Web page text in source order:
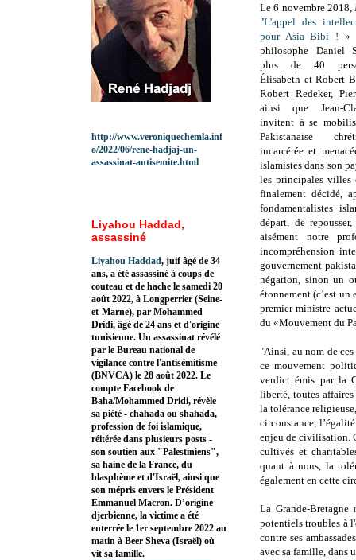
Le 6 novembre 2018,
"L'appel des
pour Asia Bibi ! »
philosophe Daniel
plus de 40
Élisabeth et Robert
Robert Redeker,
ainsi que Jean-
invitent à se
Pakistanaise
incarcérée et
islamistes dans son
les principales villes
finalement décidé,
fondamentalistes
départ, de
aisément notre
incompréhension
gouvernement
négation, sinon un
étonnement (c’est
premier ministre
du «Mouvement du
"Ainsi, au nom de
ce mouvement
verdict émis par la
liberté, toutes
la tolérance
circonstance,
enjeu de civilisation.
cultivés et
quant à nous, la
également en cette
La Grande-Bretagne
potentiels troubles à
contre ses
avec sa famille, dans
http://www.veroniquechemla.inf
o/2022/06/rene-hadjaj-un-
assassinat-antisemite.html
Liyahou Haddad,
assassiné
Liyahou Haddad, juif âgé de 34
ans, a été assassiné à coups de
couteau et de hache le samedi 20
août 2022, à Longperrier (Seine-
et-Marne), par Mohammed
Dridi, âgé de 24 ans et d'origine
tunisienne. Un assassinat révélé
par le Bureau national de
vigilance contre l'antisémitisme
(BNVCA) le 28 août 2022. Le
compte Facebook de
Baha/Mohammed Dridi, révèle
sa piété - chahada ou shahada,
profession de foi islamique,
réitérée dans plusieurs posts -
son soutien aux "Palestiniens",
sa haine de la France, du
blasphème et d'Israël, ainsi que
son mépris envers le Président
Emmanuel Macron. D’origine
djerbienne, la victime a été
enterrée le 1er septembre 2022 au
matin à Beer Sheva (Israël) où
vit sa famille.